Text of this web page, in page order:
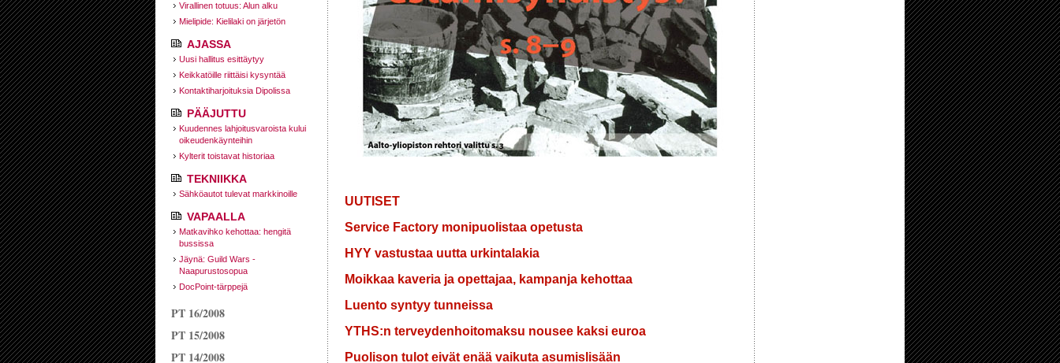
Virallinen totuus: Alun alku
Mielipide: Kielilaki on järjetön
AJASSA
Uusi hallitus esittäytyy
Keikkatöille riittäisi kysyntää
Kontaktiharjoituksia Dipolissa
PÄÄJUTTU
Kuudennes lahjoitusvaroista kului
oikeudenkäynteihin
Kylterit toistavat historiaa
TEKNIIKKA
Sähköautot tulevat markkinoille
VAPAALLA
Matkavihko kehottaa: hengitä
bussissa
Jäynä: Guild Wars -
Naapurustosopua
DocPoint-tärppejä
PT 16/2008
PT 15/2008
PT 14/2008
UUTISET
Service Factory monipuolistaa opetusta
HYY vastustaa uutta urkintalakia
Moikkaa kaveria ja opettajaa, kampanja kehottaa
Luento syntyy tunneissa
YTHS:n terveydenhoitomaksu nousee kaksi euroa
Puolison tulot eivät enää vaikuta asumislisään